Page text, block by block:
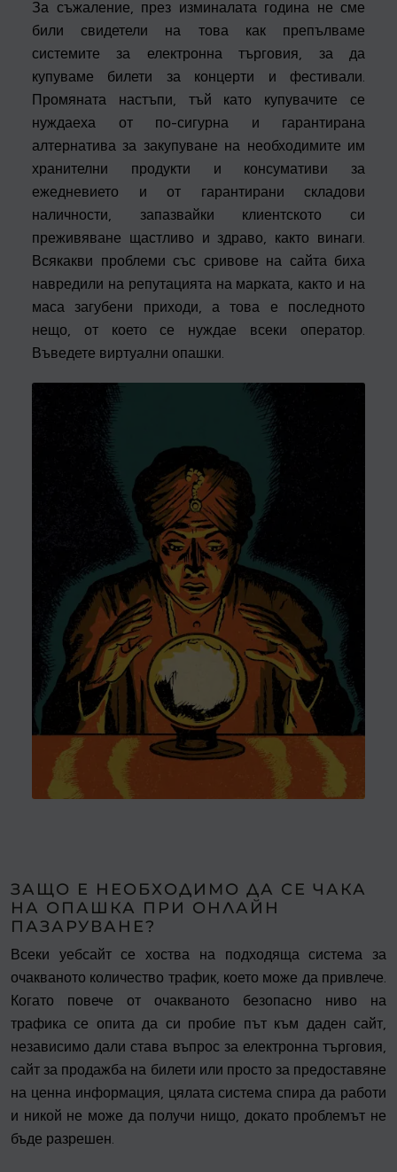
За съжаление, през изминалата година не сме
били свидетели на това как препълваме
системите за електронна търговия, за да
купуваме билети за концерти и фестивали.
Промяната настъпи, тъй като купувачите се
нуждаеха от по-сигурна и гарантирана
алтернатива за закупуване на необходимите им
хранителни продукти и консумативи за
ежедневието и от гарантирани складови
наличности, запазвайки клиентското си
преживяване щастливо и здраво, както винаги.
Всякакви проблеми със сривове на сайта биха
навредили на репутацията на марката, както и на
маса загубени приходи, а това е последното
нещо, от което се нуждае всеки оператор.
Въведете виртуални опашки.
ЗАЩО Е НЕОБХОДИМО ДА СЕ ЧАКА
НА ОПАШКА ПРИ ОНЛАЙН
ПАЗАРУВАНЕ?
Всеки уебсайт се хоства на подходяща система за
очакваното количество трафик, което може да привлече.
Когато повече от очакваното безопасно ниво на
трафика се опита да си пробие път към даден сайт,
независимо дали става въпрос за електронна търговия,
сайт за продажба на билети или просто за предоставяне
на ценна информация, цялата система спира да работи
и никой не може да получи нищо, докато проблемът не
бъде разрешен.